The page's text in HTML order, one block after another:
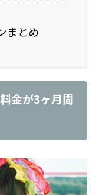
まとめ
金が3ヶ月間